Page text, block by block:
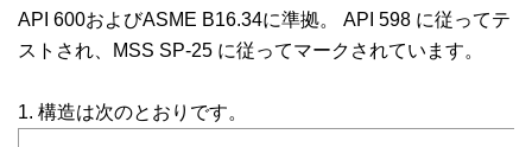
API 600およびASME B16.34に準拠。 API 598 に従ってテ
ストされ、MSS SP-25 に従ってマークされています。
1. 構造は次のとおりです。